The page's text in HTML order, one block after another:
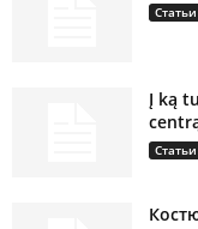
Статьи
Į ką
Статьи